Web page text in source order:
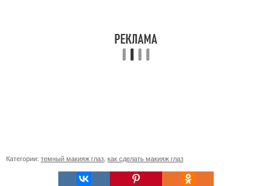
Категории: темный макияж глаз как сделать макияж глаз